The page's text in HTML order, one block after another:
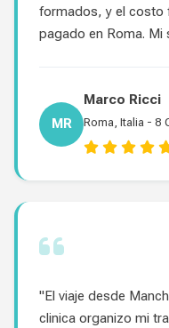
formados, y el costo
pagado en Roma. Mi
MR
Marco Ricci
Roma, Italia - 8
"El viaje desde
clinica organizo mi